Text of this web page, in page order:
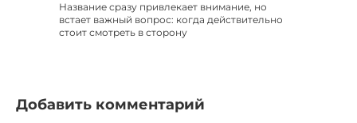
Название сразу привлекает внимание, но
встает важный вопрос: когда действительно
стоит смотреть в сторону
Добавить комментарий